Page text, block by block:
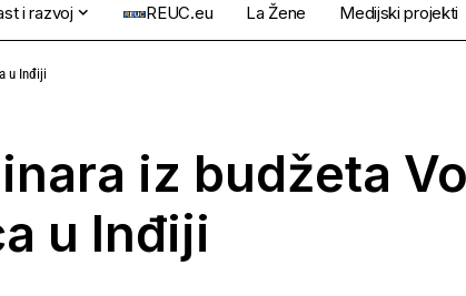
i razvoj REUC.eu La Žene Medijski projekti
u Inđiji
iz budžeta
u Inđiji